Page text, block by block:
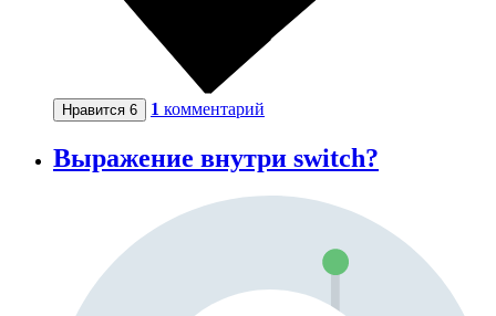
Нравится 6 1 комментарий
Выражение внутри switch?